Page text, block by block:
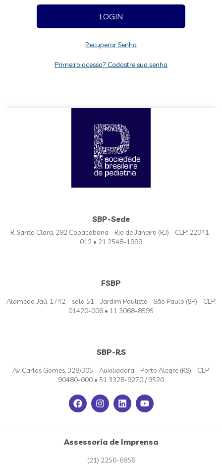
Recuperar Senha
Primeiro acesso? Cadastre sua senha
SBP-Sede
R. Santa Clara, 292 Copacabana - Rio de Janeiro (RJ) - CEP: 22041-
012 • 21 2548-1999
FSBP
Alameda Jaú, 1742 – sala 51 - Jardim Paulista - São Paulo (SP) - CEP:
01420-006 • 11 3068-8595
SBP-RS
Av. Carlos Gomes, 328/305 - Auxiliadora - Porto Alegre (RS) - CEP:
90480-000 • 51 3328-9270 / 9520
Assessoria de Imprensa
(21) 2256-6856